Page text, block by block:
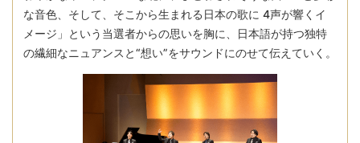
な音色、そして、そこから生まれる日本の歌に 4声が響くイ
メージ」という当選者からの思いを胸に、日本語が持つ独特
の繊細なニュアンスと“想い”をサウンドにのせて伝えていく。